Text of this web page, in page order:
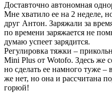
Доставточно автономная
Мне хватило ее на 2 неделе,
друг Антон. Заряжали за
по времени заряжается не
думаю успеет зарядится.
Регулировка тяжки –
Mini Plus от Wotofo. Здесь же
но сделать ее намного туже
же нет, но она и рассчитана
горюй!